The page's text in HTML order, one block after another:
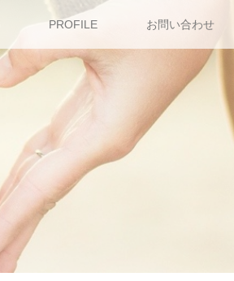
PROFILE お問い合わせ